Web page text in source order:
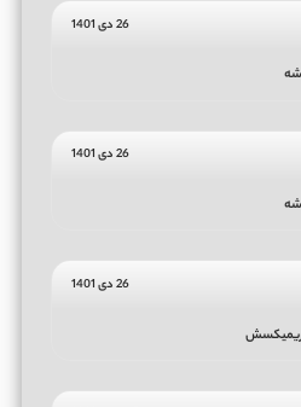
26 دی 1401
26 دی 1401
26 دی 1401
ریمیکسش